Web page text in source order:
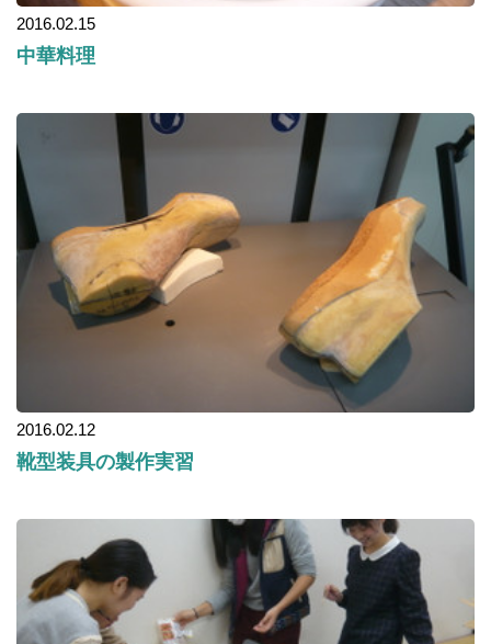
2016.02.15
中華料理
2016.02.12
靴型装具の製作実習